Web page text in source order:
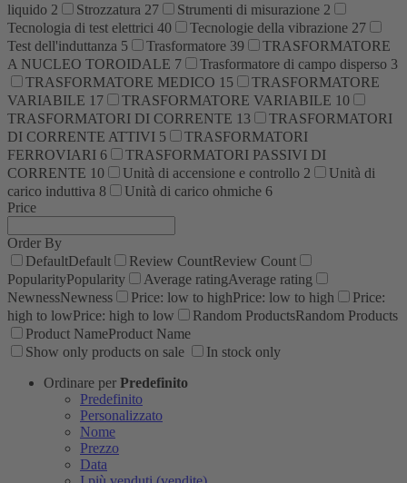
liquido 2 Strozzatura 27 Strumenti di misurazione 2
Tecnologia di test elettrici 40 Tecnologie della vibrazione 27
Test dell'induttanza 5 Trasformatore 39
TRASFORMATORE
A NUCLEO TOROIDALE 7 Trasformatore di campo disperso 3
TRASFORMATORE MEDICO 15
TRASFORMATORE
VARIABILE 17 TRASFORMATORE VARIABILE 10
TRASFORMATORI DI CORRENTE 13
TRASFORMATORI
DI CORRENTE ATTIVI 5
TRASFORMATORI
FERROVIARI 6
TRASFORMATORI PASSIVI DI
CORRENTE 10 Unità di accensione e controllo 2
Unità di
carico induttiva 8 Unità di carico ohmiche 6
Price
Order By
DefaultDefault Review CountReview Count
PopularityPopularity Average ratingAverage rating
NewnessNewness Price: low to highPrice: low to high
Price:
high to lowPrice: high to low Random ProductsRandom Products
Product NameProduct Name
Show only products on sale
In stock only
Ordinare per Predefinito
Predefinito
Personalizzato
Nome
Prezzo
Data